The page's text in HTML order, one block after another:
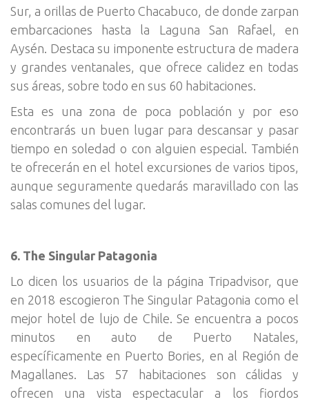
Sur, a orillas de Puerto Chacabuco, de donde zarpan
embarcaciones hasta la Laguna San Rafael, en
Aysén. Destaca su imponente estructura de madera
y grandes ventanales, que ofrece calidez en todas
sus áreas, sobre todo en sus 60 habitaciones.
Esta es una zona de poca población y por eso
encontrarás un buen lugar para descansar y pasar
tiempo en soledad o con alguien especial. También
te ofrecerán en el hotel excursiones de varios tipos,
aunque seguramente quedarás maravillado con las
salas comunes del lugar.
6. The Singular Patagonia
Lo dicen los usuarios de la página Tripadvisor, que
en 2018 escogieron The Singular Patagonia como el
mejor hotel de lujo de Chile. Se encuentra a pocos
minutos en auto de Puerto Natales,
específicamente en Puerto Bories, en al Región de
Magallanes. Las 57 habitaciones son cálidas y
ofrecen una vista espectacular a los fiordos